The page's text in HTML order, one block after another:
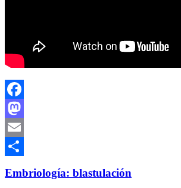
Facebook
Mastodon
Email
Embriología: blastulación